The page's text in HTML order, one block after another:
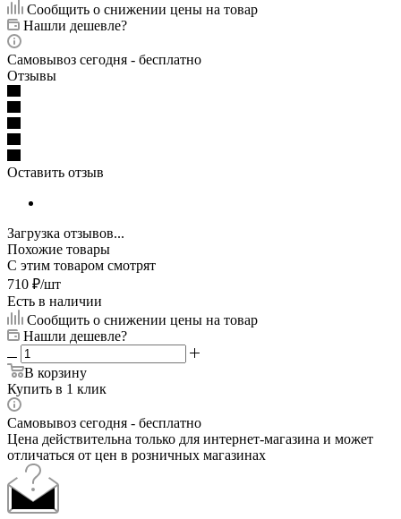
Сообщить о снижении цены на товар
Нашли дешевле?
Самовывоз сегодня - бесплатно
Отзывы
Оставить отзыв
Загрузка отзывов...
Похожие товары
С этим товаром смотрят
710 ₽/шт
Есть в наличии
Сообщить о снижении цены на товар
Нашли дешевле?
В корзину
Купить в 1 клик
Самовывоз сегодня - бесплатно
Цена действительна только для интернет-магазина и может
отличаться от цен в розничных магазинах